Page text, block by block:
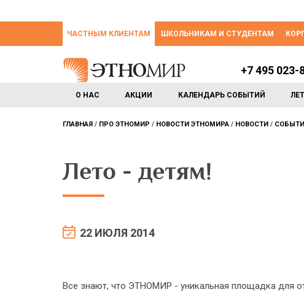
ЧАСТНЫМ КЛИЕНТАМ ШКОЛЬНИКАМ И СТУДЕНТАМ
О НАС АКЦИИ КАЛЕНДАРЬ СОБЫТИЙ
+7 495 023-
ГЛАВНАЯ ПРО ЭТНОМИР НОВОСТИ ЭТНОМИРА НОВОСТИ
Лето - детям!
22 ИЮЛЯ 2014
Все знают, что ЭТНОМИР - уникальная площадка для